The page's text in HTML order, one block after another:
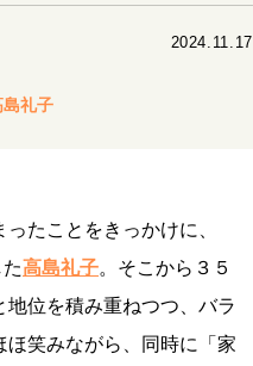
2024.11.17
島礼子
ったことをきっかけに、
高島礼子。そこから３５
位を積み重ねつつ、バラ
笑みながら、同時に「家